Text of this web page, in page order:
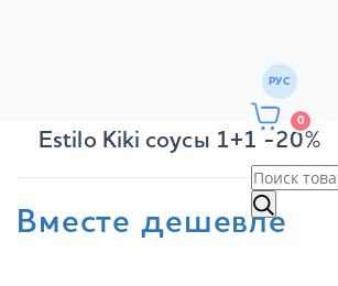
РУС
0
Estilo Kiki соусы 1+1 -20%
Вместе дешевле